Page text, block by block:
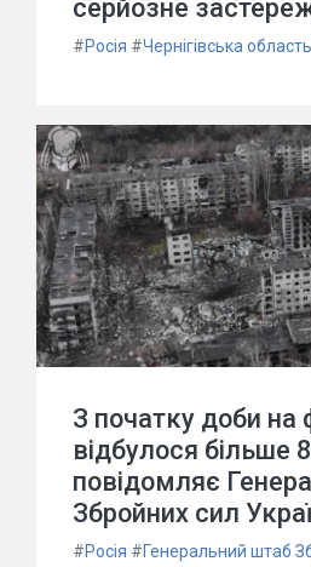
серйозне
#Росія #Чернігівська область
З початку доби на
відбулося більше
повідомляє
Збройних сил
#Росія #Генеральний штаб